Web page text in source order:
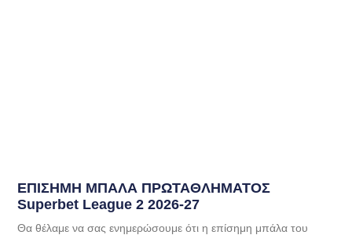
EΠΙΣΗΜΗ ΜΠΑΛΑ ΠΡΩΤΑΘΛΗΜΑΤΟΣ
Superbet League 2 2026-27
Θα θέλαμε να σας ενημερώσουμε ότι η επίσημη μπάλα του